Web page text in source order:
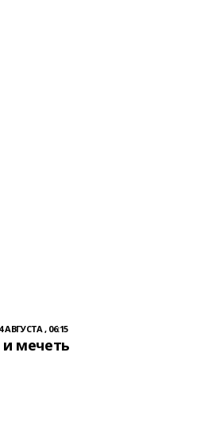
4 АВГУСТА , 06:15
мечеть